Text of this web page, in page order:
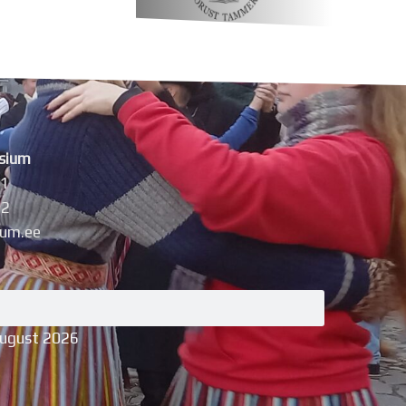
2026